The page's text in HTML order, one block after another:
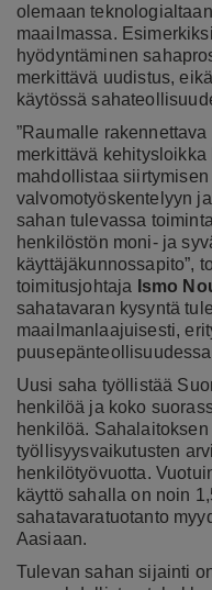
olemaan
maailmassa.
hyödyntäminen
merkittävä uudistus,
käytössä
”Raumalle
merkittävä
mahdollistaa
valvomotyöskentelyyn
sahan tulevassa
henkilöstön moni- ja
käyttäjäkunnossapito”,
toimitusjohtaja
Ismo
sahatavaran kysyntä
maailmanlaajuisesti,
Uusi saha työllistää
henkilöä ja koko
henkilöä.
työllisyysvaikutusten
henkilötyövuotta.
käyttö sahalla on noin
sahatavaratuotanto
Aasiaan.
Tulevan sahan sijainti